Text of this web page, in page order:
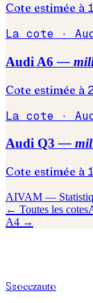
Cote estimée à
La cote ·
Audi A6 —
Cote estimée à
La cote ·
Audi Q3 —
Cote estimée à
AIVAM —
← Toutes les cotes
A4 →
Ssoeezauto